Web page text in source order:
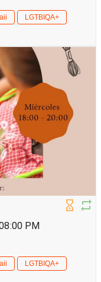
LGTBIQA+
PM
LGTBIQA+